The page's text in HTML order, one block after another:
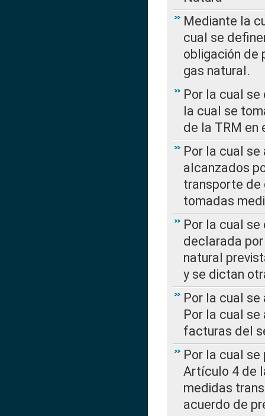
Mediante la
cual se
obligación de
gas natural.
Por la cual se
la cual se
de la TRM en
Por la cual
alcanzados
transporte de
tomadas
Por la cual
declarada
natural
y se dictan
Por la cual se
Por la cual
facturas del
Por la cual
Artículo 4 de
medidas
acuerdo de